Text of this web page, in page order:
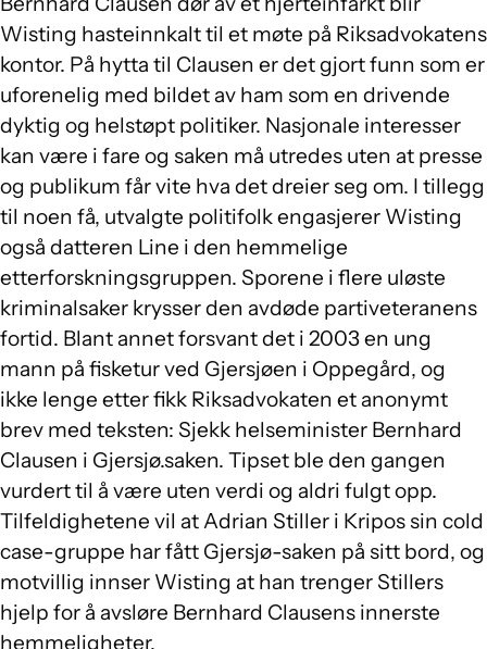
Wisting hasteinnkalt til et møte på Riksadvokatens
kontor. På hytta til Clausen er det gjort funn som er
uforenelig med bildet av ham som en drivende
dyktig og helstøpt politiker. Nasjonale interesser
kan være i fare og saken må utredes uten at presse
og publikum får vite hva det dreier seg om. I tillegg
til noen få, utvalgte politifolk engasjerer Wisting
også datteren Line i den hemmelige
etterforskningsgruppen. Sporene i flere uløste
kriminalsaker krysser den avdøde partiveteranens
fortid. Blant annet forsvant det i 2003 en ung
mann på fisketur ved Gjersjøen i Oppegård, og
ikke lenge etter fikk Riksadvokaten et anonymt
brev med teksten: Sjekk helseminister Bernhard
Clausen i Gjersjø.saken. Tipset ble den gangen
vurdert til å være uten verdi og aldri fulgt opp.
Tilfeldighetene vil at Adrian Stiller i Kripos sin cold
case-gruppe har fått Gjersjø-saken på sitt bord, og
motvillig innser Wisting at han trenger Stillers
hjelp for å avsløre Bernhard Clausens innerste
hemmeligheter.